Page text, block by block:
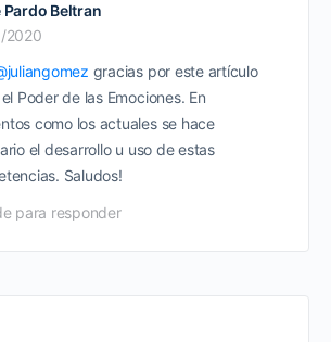
Beltran
2020
gracias por este artículo
Poder de las Emociones. En
como los actuales se hace
el desarrollo u uso de estas
Saludos!
para responder